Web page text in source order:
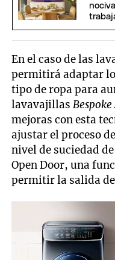
En el caso de las
permitirá adaptar
tipo de ropa para
lavavajillasBespoke
mejoras con esta
ajustar el proceso
nivel de suciedad
Open Door, una
permitir la salida